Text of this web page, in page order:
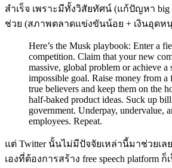
สำเร็จ เพราะมีทั้งวิสัยทัศน์ (แก้ปัญหา big
ช่วย (สภาพตลาดแข่งขันน้อย + เงินอุดห
Here’s the Musk playbook: Enter a
competition. Claim that your new
massive, global problem or achieve a
impossible goal. Raise money from a
true believers and keep them on the
half-baked product ideas. Suck up
government. Underpay, undervalue,
employees. Repeat.
แต่ Twitter นั้นไม่มีปัจจัยเหล่านี้มาช่วยเล
เองที่ต้องการสร้าง free speech platform